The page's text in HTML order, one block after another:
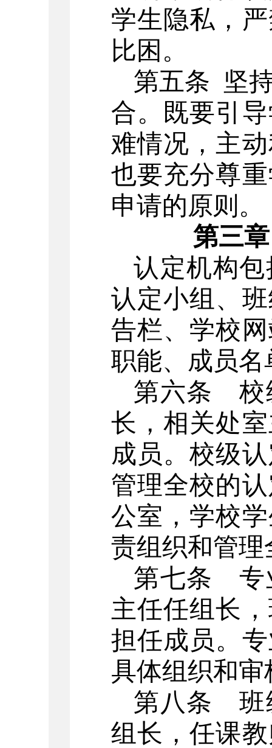
学生隐私，
比困。
第五条
坚
合。既要引
难情况，主
也要充分尊
申请的原则。
第三
认定机构
认定小组、
告栏、学校
职能、成员
第六条 校
长，相关处
成员。校级
管理全校的
公室，学校
责组织和管
第七条
专
主任任组长
担任成员。
具体组织和审
第八条 班
组长，任课